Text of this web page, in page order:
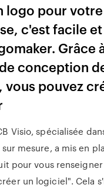
logo pour votre
c'est facile
Grâce
conception
vous pouvez
Visio, spécialisée
mesure, a mis en
pour vous
un logiciel". Cela